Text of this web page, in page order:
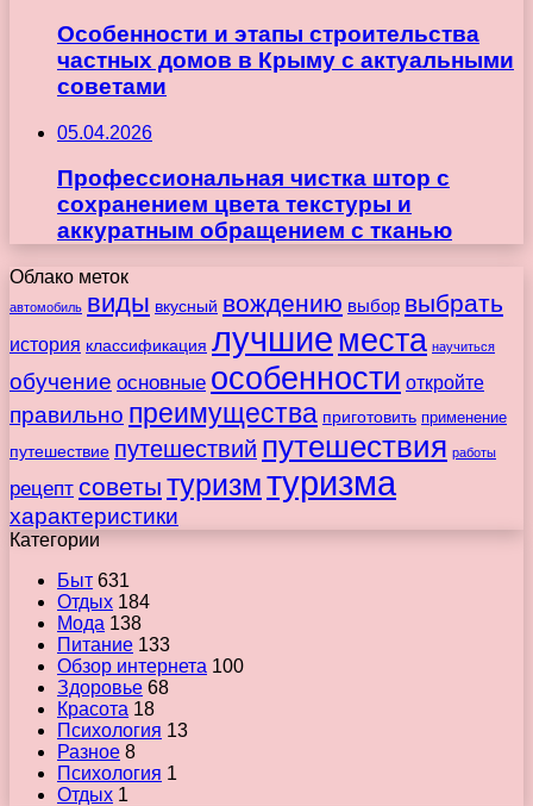
Особенности и этапы строительства
частных домов в Крыму с актуальными
советами
05.04.2026
Профессиональная чистка штор с
сохранением цвета текстуры и
аккуратным обращением с тканью
Облако меток
автомобиль виды вкусный вождению выбор выбрать
история классификация лучшиеместа научиться
обучение основные особенности откройте
правильно преимущества приготовить применение
путешествие путешествий путешествия работы
рецепт советы туризмтуризма
характеристики
Категории
Быт 631
Отдых 184
Мода 138
Питание 133
Обзор интернета 100
Здоровье 68
Красота 18
Психология 13
Разное 8
Психология 1
Отдых 1